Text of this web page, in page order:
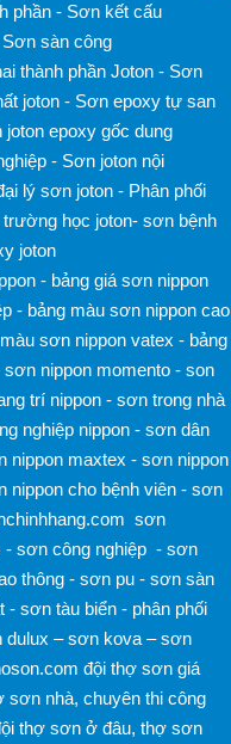
phần - Sơn kết cấu
Sơn sàn công
thành phần Joton - Sơn
joton - Sơn epoxy tự san
joton epoxy gốc dung
- Sơn joton nội
lý sơn joton - Phân phối
học joton- sơn bệnh
joton
- bảng giá sơn nippon
- bảng màu sơn nippon cao
sơn nippon vatex - bảng
sơn nippon momento - son
trí nippon - sơn trong nhà
nghiệp nippon - sơn dân
nippon maxtex - sơn nippon
nippon cho bệnh viên - sơn
sơn
- sơn công nghiệp - sơn
thông - sơn pu - sơn sàn
- sơn tàu biển - phân phối
dulux –sơn kova –sơn
đội thợ sơn giá
sơn nhà, chuyên thi công
thợ sơn ở đâu, thợ sơn